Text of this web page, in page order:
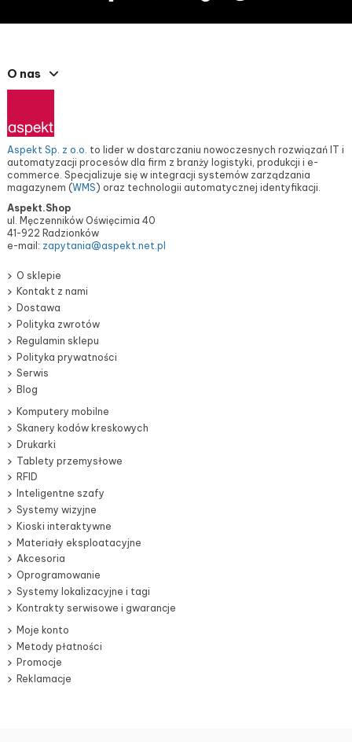
O nas
Aspekt Sp. z o.o. to lider w dostarczaniu nowoczesnych rozwiązań IT i
automatyzacji procesów dla firm z branży logistyki, produkcji i e-
commerce. Specjalizuje się w integracji systemów zarządzania
magazynem (WMS) oraz technologii automatycznej identyfikacji.
Aspekt.Shop
ul. Męczenników Oświęcimia 40
41-922 Radzionków
e-mail: zapytania@aspekt.net.pl
O sklepie
Kontakt z nami
Dostawa
Polityka zwrotów
Regulamin sklepu
Polityka prywatności
Serwis
Blog
Komputery mobilne
Skanery kodów kreskowych
Drukarki
Tablety przemysłowe
RFID
Inteligentne szafy
Systemy wizyjne
Kioski interaktywne
Materiały eksploatacyjne
Akcesoria
Oprogramowanie
Systemy lokalizacyjne i tagi
Kontrakty serwisowe i gwarancje
Moje konto
Metody płatności
Promocje
Reklamacje